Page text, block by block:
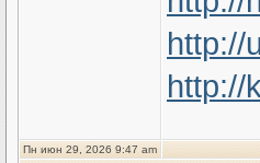
http://
http://
Пн июн 29, 2026 9:47 am